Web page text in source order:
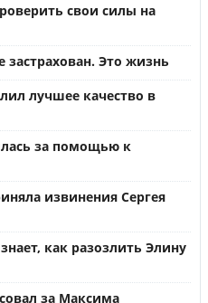
свои силы на
Это жизнь
лучшее качество в
за помощью к
извинения Сергея
как разозлить Элину
за Максима